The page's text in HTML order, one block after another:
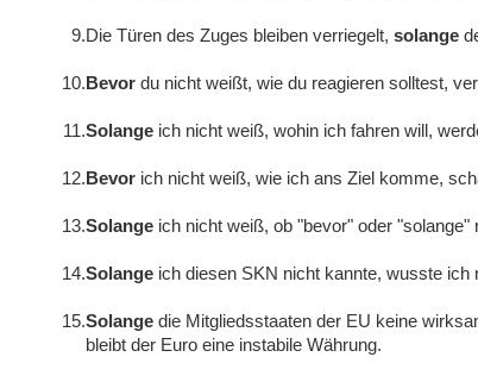
9.Die Türen des Zuges bleiben verriegelt, solange
10. Bevor du nicht weißt, wie du reagieren solltest,
11.Solange ich nicht weiß, wohin ich fahren will,
12. Bevor ich nicht weiß, wie ich ans Ziel komme,
13.Solange ich nicht weiß, ob "bevor" oder
14.Solange ich diesen SKN nicht kannte, wusste
15.Solange die Mitgliedsstaaten der EU keine
bleibt der Euro eine instabile Währung.